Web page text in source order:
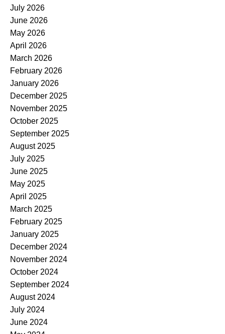
July 2026
June 2026
May 2026
April 2026
March 2026
February 2026
January 2026
December 2025
November 2025
October 2025
September 2025
August 2025
July 2025
June 2025
May 2025
April 2025
March 2025
February 2025
January 2025
December 2024
November 2024
October 2024
September 2024
August 2024
July 2024
June 2024